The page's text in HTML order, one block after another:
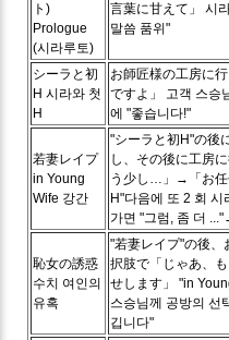
ト)
Prologue
(시라루토)
言葉に甘えて」
시
말씀 품위"
シーラと初
H 시라와 첫
H
お師匠様の工房に
ですよ」
고객 스승
에 "좋습니다!"
若妻レイプ
in Young
Wife 강간
"シーラと初H"の後
し、その後に工房
う少し…」→「お任
H"다음에 또 2 회 시
가면 "그럼, 좀 더
恥女の誘惑
수치 여인의
유혹
"若妻レイプ"の後、
択肢で「じゃあ、
せします」
"in
스승님께 공방의 선
깁니다"